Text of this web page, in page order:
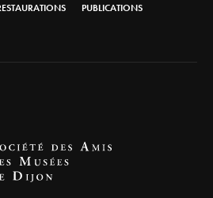
PUBLICATIONS